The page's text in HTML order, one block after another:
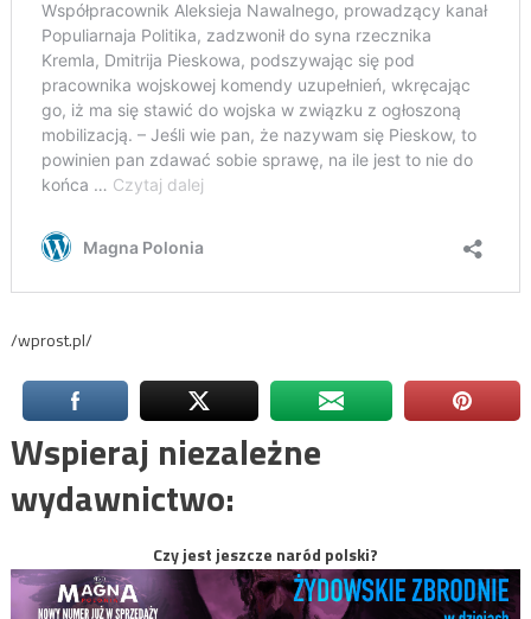
/wprost.pl/
Wspieraj niezależne
wydawnictwo:
Czy jest jeszcze naród polski?